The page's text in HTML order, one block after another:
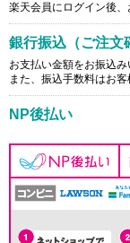
楽天会員にログイン後、
銀行振込（ご注文
お支払い金額をお振込
また、振込手数料はお客
NP後払い